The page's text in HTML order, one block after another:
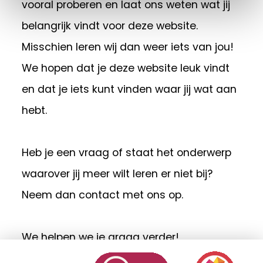
vooral proberen en laat ons weten wat jij
belangrijk vindt voor deze website.
Misschien leren wij dan weer iets van jou!
We hopen dat je deze website leuk vindt
en dat je iets kunt vinden waar jij wat aan
hebt.
Heb je een vraag of staat het onderwerp
waarover jij meer wilt leren er niet bij?
Neem dan contact met ons op.
We helpen we je graag verder!